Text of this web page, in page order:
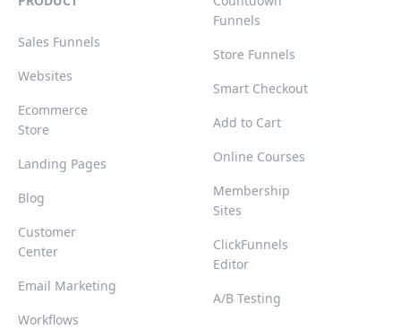
Sales Funnels
Websites
Ecommerce
Store
Landing Pages
Blog
Customer
Center
Email Marketing
Workflows
Funnels
Store Funnels
Smart Checkout
Add to Cart
Online Courses
Membership
Sites
ClickFunnels
Editor
A/B Testing